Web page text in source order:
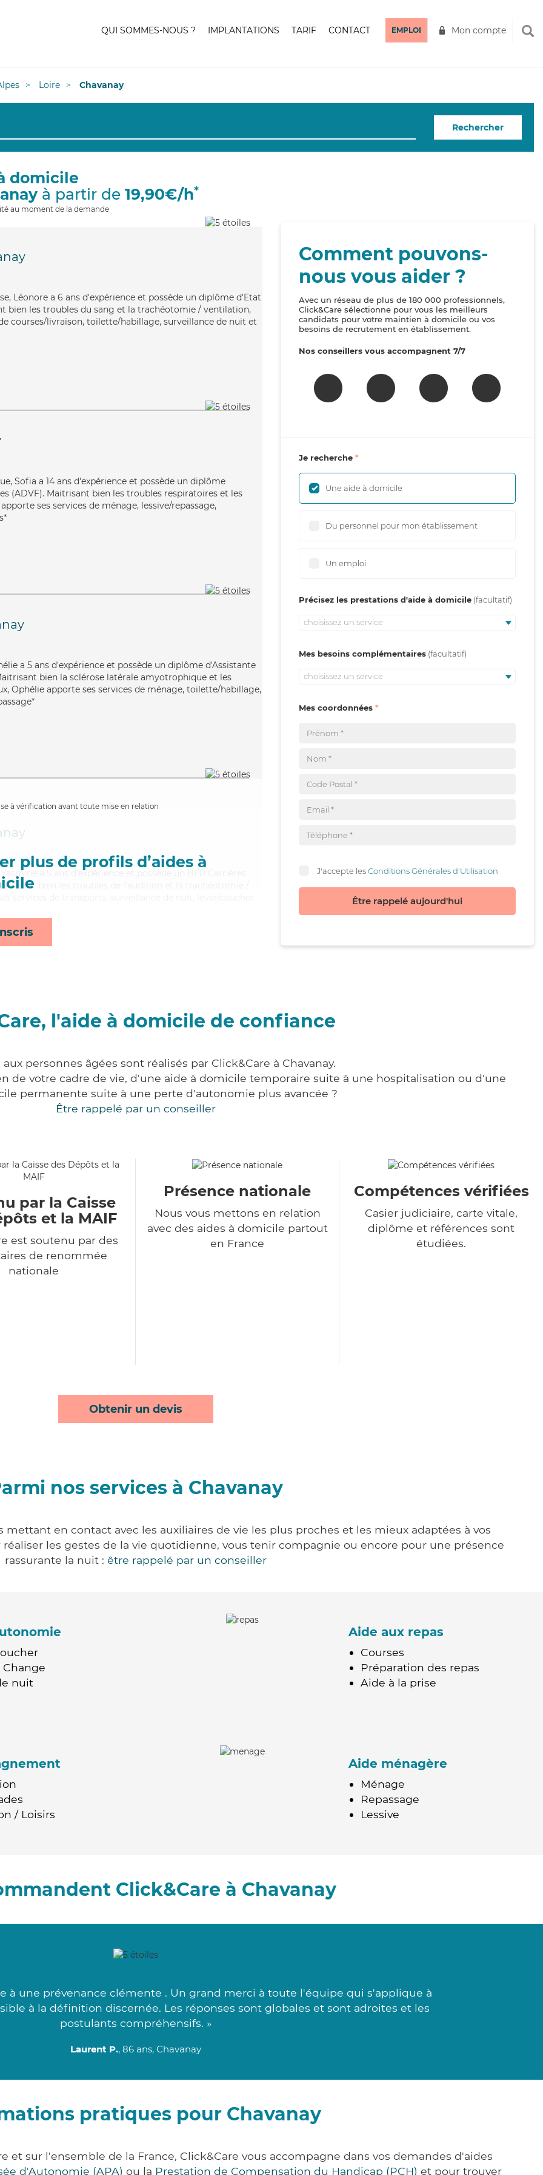
QUI SOMMES-NOUS ? IMPLANTATIONS TARIF CONTACT EMPLOI Mon compte
Loire Chavanay
Rechercher
domicile
à partir de 19,90€/h*
au moment de la demande
Léonore a 6 ans d'expérience et possède un diplôme d'Etat
bien les troubles du sang et la trachéotomie / ventilation,
courses/livraison, toilette/habillage, surveillance de nuit et
Sofia a 14 ans d'expérience et possède un diplôme
(ADVF). Maitrisant bien les troubles respiratoires et les
ses services de ménage, lessive/repassage,
a 5 ans d'expérience et possède un diplôme d'Assistante
bien la sclérose latérale amyotrophique et les
Ophélie apporte ses services de ménage, toilette/habillage,
à vérification avant toute mise en relation
plus de profils d’aides à
a 5 ans d'expérience et possède un BEP Carrières
bien les troubles de l'audition et la trachéotomie /
Comment pouvons-
nous vous aider ?
Avec un réseau de plus de 180 000 professionnels,
Click&Care sélectionne pour vous les meilleurs
candidats pour votre maintien à domicile ou vos
besoins de recrutement en établissement.
Nos conseillers vous accompagnent 7/7
Je recherche
Une aide à domicile
Du personnel pour mon établissement
Un emploi
Précisez les prestations d'aide à domicile
choisissez un service
Mes besoins complémentaires
choisissez un service
Mes coordonnées
J'accepte lesConditions Générales d'Utilisation
Être rappelé aujourd'hui
l'aide à domicile de confiance
aux personnes âgées sont réalisés par Click&Care à Chavanay.
de votre cadre de vie, d'une aide à domicile temporaire suite à une hospitalisation ou d'une
permanente suite à une perte d'autonomie plus avancée ?
Être rappelé par un conseiller
par la Caisse
et la MAIF
est soutenu par des
de renommée
nationale
Présence nationale
Nous vous mettons en relation
avec des aides à domicile partout
en France
Compétences vérifiées
Casier judiciaire, carte vitale,
diplôme et références sont
étudiées.
Obtenir un devis
nos services à Chavanay
mettant en contact avec les auxiliaires de vie les plus proches et les mieux adaptées à vos
les gestes de la vie quotidienne, vous tenir compagnie ou encore pour une présence
rassurante la nuit : être rappelé par un conseiller
nuit
Aide aux repas
Courses
Préparation des repas
Aide à la prise
/ Loisirs
Aide ménagère
Ménage
Repassage
Lessive
Click&Care à Chavanay
à une prévenance clémente . Un grand merci à toute l'équipe qui s'applique à
à la définition discernée. Les réponses sont globales et sont adroites et les
postulants compréhensifs. »
Laurent P., 86 ans, Chavanay
pratiques pour Chavanay
et sur l'ensemble de la France, Click&Care vous accompagne dans vos demandes d'aides
d'Autonomie (APA) ou la Prestation de Compensation du Handicap (PCH) et pour trouver